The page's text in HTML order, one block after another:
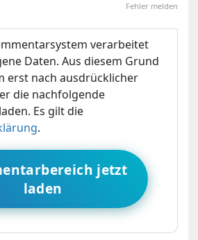
Fehler melden
verarbeitet
Daten. Aus diesem Grund
erst nach ausdrücklicher
die nachfolgende
Es gilt die
.
jetzt
laden